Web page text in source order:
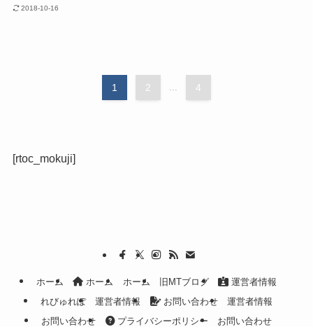
2018-10-16
1 2 ... 4
[rtoc_mokuji]
ホーム ホーム ホーム 旧MTブログ
運営者情報
れびゅれぽ
運営者情報 お問い合わせ
運営者情報
お問い合わせ
プライバシーポリシー お問い合わせ